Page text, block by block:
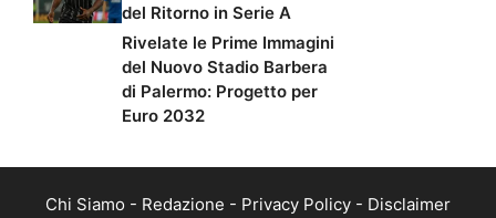
del Ritorno in Serie A
Rivelate le Prime Immagini
del Nuovo Stadio Barbera
di Palermo: Progetto per
Euro 2032
Chi Siamo - Redazione - Privacy Policy - Disclaimer